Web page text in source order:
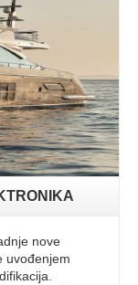
nove
uvođenjem